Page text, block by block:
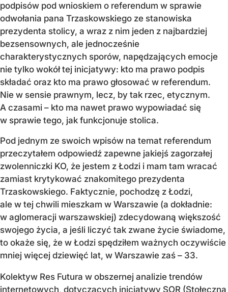
podpisów pod wnioskiem o referendum w sprawie
odwołania pana Trzaskowskiego ze stanowiska
prezydenta stolicy, a wraz z nim jeden z najbardziej
bezsensownych, ale jednocześnie
charakterystycznych sporów, napędzających emocje
nie tylko wokół tej inicjatywy: kto ma prawo podpis
składać oraz kto ma prawo głosować w referendum.
Nie w sensie prawnym, lecz, by tak rzec, etycznym.
A czasami – kto ma nawet prawo wypowiadać się
w sprawie tego, jak funkcjonuje stolica.
Pod jednym ze swoich wpisów na temat referendum
przeczytałem odpowiedź zapewne jakiejś zagorzałej
zwolenniczki KO, że jestem z Łodzi i mam tam wracać
zamiast krytykować znakomitego prezydenta
Trzaskowskiego. Faktycznie, pochodzę z Łodzi,
ale w tej chwili mieszkam w Warszawie (a dokładnie:
w aglomeracji warszawskiej) zdecydowaną większość
swojego życia, a jeśli liczyć tak zwane życie świadome,
to okaże się, że w Łodzi spędziłem ważnych oczywiście
mniej więcej dziewięć lat, w Warszawie zaś – 33.
Kolektyw Res Futura w obszernej analizie trendów
internetowych, dotyczących inicjatywy SOR (Stołeczna